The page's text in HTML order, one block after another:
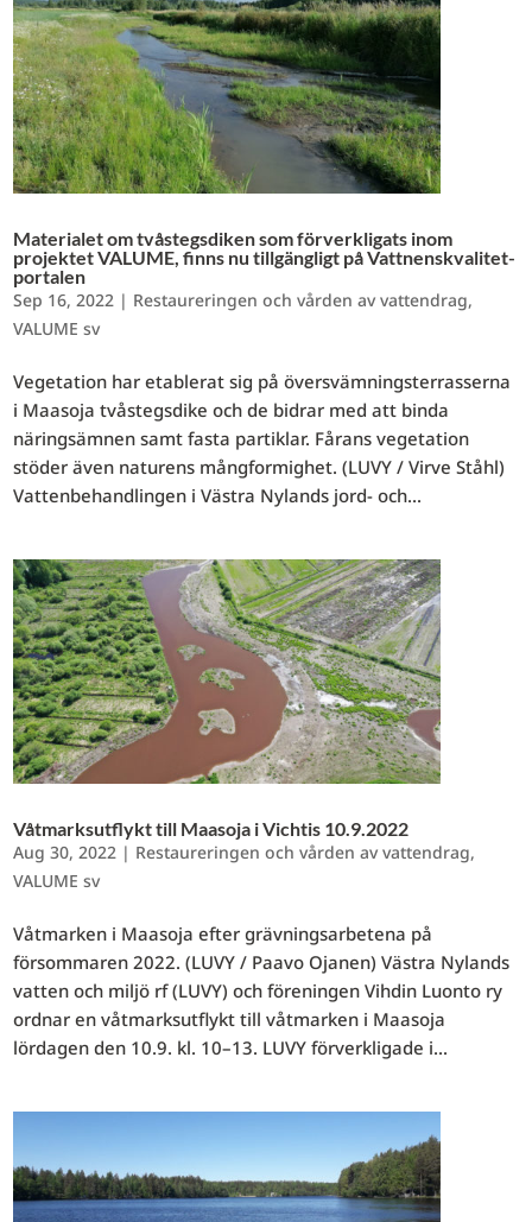
Materialet om tvåstegsdiken som förverkligats inom
projektet VALUME, finns nu tillgängligt på Vattnenskvalitet-
portalen
Sep 16, 2022 | Restaureringen och vården av vattendrag,
VALUME sv
Vegetation har etablerat sig på översvämningsterrasserna
i Maasoja tvåstegsdike och de bidrar med att binda
näringsämnen samt fasta partiklar. Fårans vegetation
stöder även naturens mångformighet. (LUVY / Virve Ståhl)
Vattenbehandlingen i Västra Nylands jord- och...
Våtmarksutflykt till Maasoja i Vichtis 10.9.2022
Aug 30, 2022 | Restaureringen och vården av vattendrag,
VALUME sv
Våtmarken i Maasoja efter grävningsarbetena på
försommaren 2022. (LUVY / Paavo Ojanen) Västra Nylands
vatten och miljö rf (LUVY) och föreningen Vihdin Luonto ry
ordnar en våtmarksutflykt till våtmarken i Maasoja
lördagen den 10.9. kl. 10–13. LUVY förverkligade i...